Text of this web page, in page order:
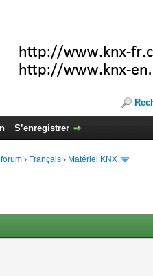
S’enregistrer
› Français › Matériel KNX